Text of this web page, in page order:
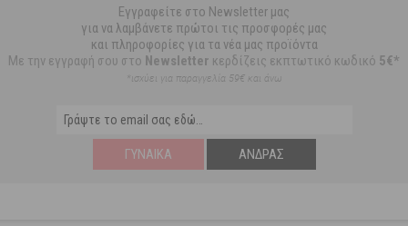
Εγγραφείτε στο Newsletter μας
για να λαμβάνετε πρώτοι τις προσφορές μας
και πληροφορίες για τα νέα μας προϊόντα
Με την εγγραφή σου στο Newsletter κερδίζεις εκπτωτικό κωδικό 5€*
*ισχύει για παραγγελία 59€ και άνω
ΓΥΝΑΊΚΑ ΆΝΔΡΑΣ